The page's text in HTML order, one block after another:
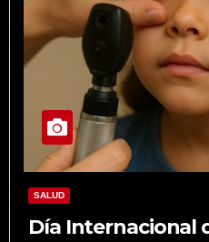
SALUD
Día Internacional